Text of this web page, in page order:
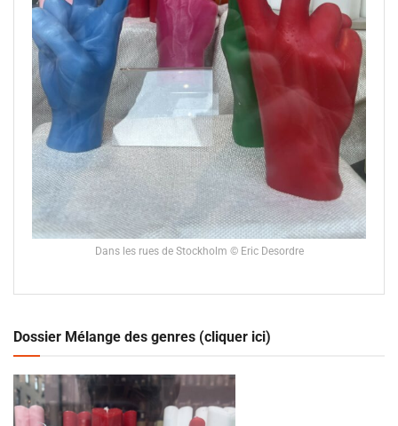
Dans les rues de Stockholm © Eric Desordre
Dossier Mélange des genres (cliquer ici)